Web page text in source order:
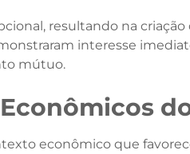
resultando na
interesse
mútuo.​
econômico que